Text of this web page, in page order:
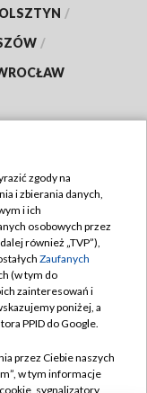
OLSZTYN /
/
zgody na
i zbierania danych,
i ich
osobowych przez
również „TVP”),
Zaufanych
(w tym do
zainteresowań i
poniżej, a
PPID do Google.
przez Ciebie naszych
w tym informacje
sygnalizatory